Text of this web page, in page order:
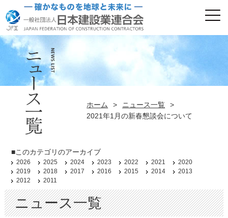
ホーム > ニュース一覧
>
2021年1月の新春懇談会について
ニュース一覧
■このカテゴリのアーカイブ
2026 2025 2024 2023 2022 2021
2020
2019
2018 2017 2016 2015 2014
2013
2012
2011